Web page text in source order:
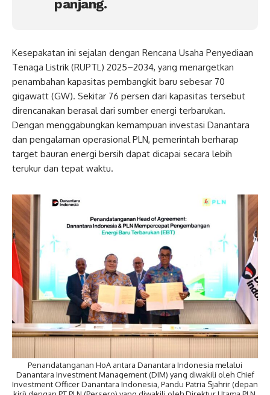
panjang.
Kesepakatan ini sejalan dengan Rencana Usaha Penyediaan
Tenaga Listrik (RUPTL) 2025–2034, yang menargetkan
penambahan kapasitas pembangkit baru sebesar 70
gigawatt (GW). Sekitar 76 persen dari kapasitas tersebut
direncanakan berasal dari sumber energi terbarukan.
Dengan menggabungkan kemampuan investasi Danantara
dan pengalaman operasional PLN, pemerintah berharap
target bauran energi bersih dapat dicapai secara lebih
terukur dan tepat waktu.
Penandatanganan HoA antara Danantara Indonesia melalui
Danantara Investment Management (DIM) yang diwakili oleh Chief
Investment Officer Danantara Indonesia, Pandu Patria Sjahrir (depan